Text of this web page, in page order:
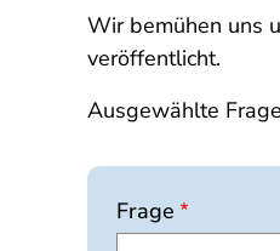
Wir bemühen uns
veröffentlicht.
Ausgewählte
Frage